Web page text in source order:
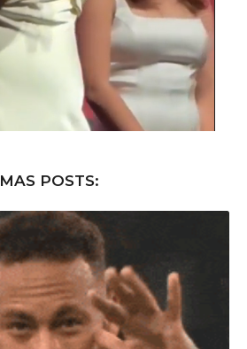
MAS POSTS: